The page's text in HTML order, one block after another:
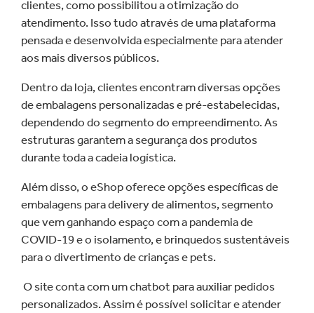
clientes, como possibilitou a otimização do
atendimento. Isso tudo através de uma plataforma
pensada e desenvolvida especialmente para atender
aos mais diversos públicos.
Dentro da loja, clientes encontram diversas opções
de embalagens personalizadas e pré-estabelecidas,
dependendo do segmento do empreendimento. As
estruturas garantem a segurança dos produtos
durante toda a cadeia logística.
Além disso, o eShop oferece opções específicas de
embalagens para delivery de alimentos, segmento
que vem ganhando espaço com a pandemia de
COVID-19 e o isolamento, e brinquedos sustentáveis
para o divertimento de crianças e pets.
O site conta com um chatbot para auxiliar pedidos
personalizados. Assim é possível solicitar e atender